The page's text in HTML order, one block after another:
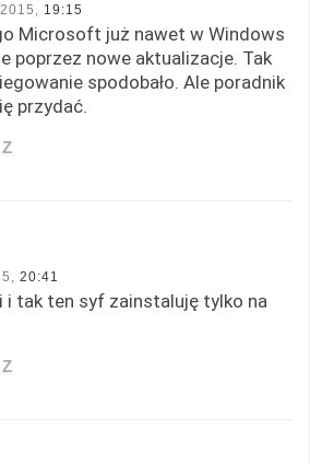
19:15
Microsoft już nawet w Windows
poprzez nowe aktualizacje. Tak
spodobało. Ale poradnik
przydać.
20:41
i tak ten syf zainstaluję tylko na